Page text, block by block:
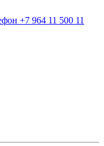
+7 964 11 500 11